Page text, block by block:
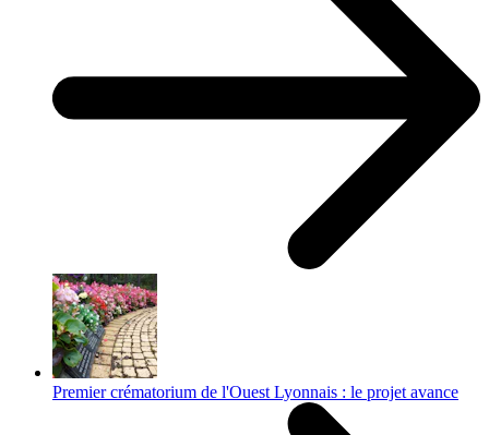
Premier crématorium de l'Ouest Lyonnais : le projet avance